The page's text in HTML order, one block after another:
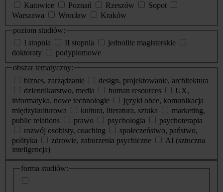
Katowice
Poznań Rzeszów
Sopot
Warszawa
Wrocław
Kraków
poziom studiów:
I stopnia
II stopnia
jednolite magisterskie
doktoraty
podyplomowe
obszar tematyczny:
biznes, zarządzanie
design, projektowanie, architektura
dziennikarstwo, media
human resources
UX,
informatyka, nowe technologie
języki obce, komunikacja
międzykulturowa
kultura, literatura, sztuka
marketing,
public relations
prawo psychologia
psychoterapia
rozwój osobisty, coaching
społeczeństwo, państwo,
polityka
zdrowie, zaburzenia psychiczne
AI (sztuczna
inteligencja)
dodatkowe
informacje
forma studiów: